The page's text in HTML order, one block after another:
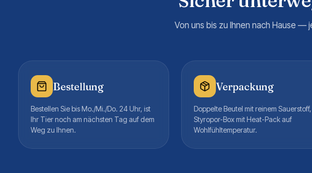
Von uns bis zu Ihnen nach Hause —
Bestellung
Bestellen Sie bis Mo./Mi./Do. 24 Uhr, ist
Ihr Tier noch am nächsten Tag auf dem
Weg zu Ihnen.
Verpackung
Doppelte Beutel mit reinem Sauerstoff,
Styropor-Box mit Heat-Pack auf
Wohlfühltemperatur.